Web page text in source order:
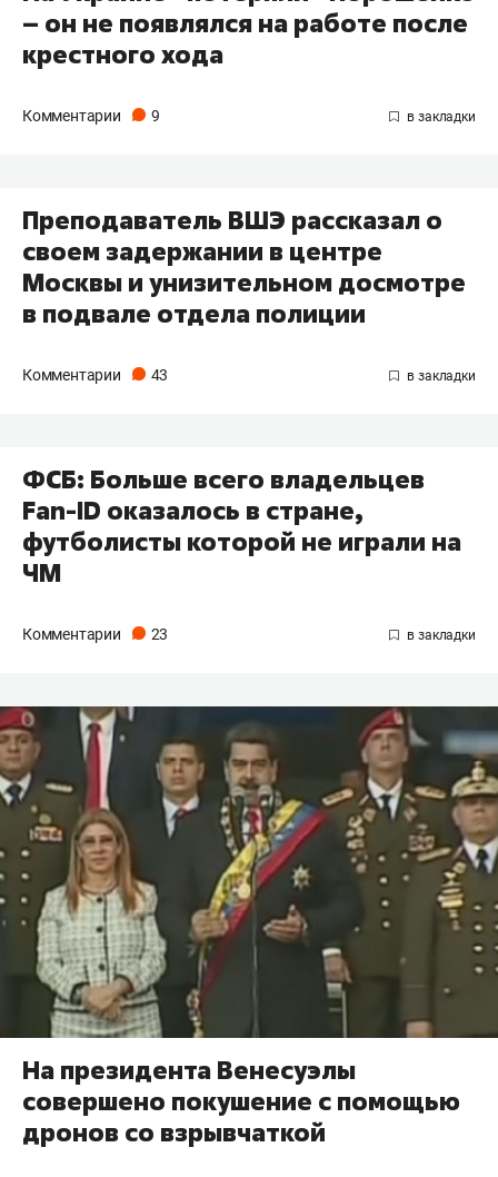
– он не появлялся на работе после
крестного хода
Комментарии 9
Преподаватель ВШЭ рассказал о
своем задержании в центре
Москвы и унизительном досмотре
в подвале отдела полиции
Комментарии 43
ФСБ: Больше всего владельцев
Fan-ID оказалось в стране,
футболисты которой не играли на
ЧМ
Комментарии 23
На президента Венесуэлы
совершено покушение с помощью
дронов со взрывчаткой